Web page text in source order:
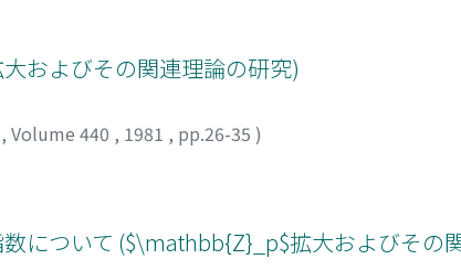
およびその関連理論の研究)
, Volume 440 , 1981 , pp.26-35 )
について ($\mathbb{Z}_p$拡大およびその